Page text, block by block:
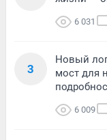
6 031
3
Новый
мост для
6 009